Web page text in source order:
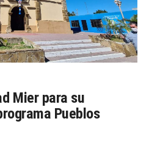
Mier para su
Pueblos